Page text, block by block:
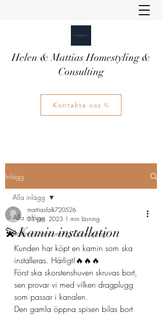
Helen & Mattias Homestyling &
Consulting
Kontakta oss
Inlägg
Alla inlägg
Badrums renovering i Jönköping
Alla inlägg
💫Kamin installation
mattiasfalk720526
23 jan. 2023 1 min läsning
Kunden har köpt en kamin som ska
installeras. Härligt!🔥🔥🔥
Först ska skorstenshuven skruvas bort,
sen provar vi med vilken dragplugg
som passar i kanalen.
Den gamla öppna spisen bilas bort